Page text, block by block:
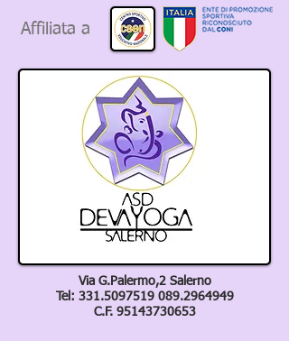
Affiliata a
Via G.Palermo,2 Salerno
Tel: 331.5097519 089.2964949
C.F. 95143730653